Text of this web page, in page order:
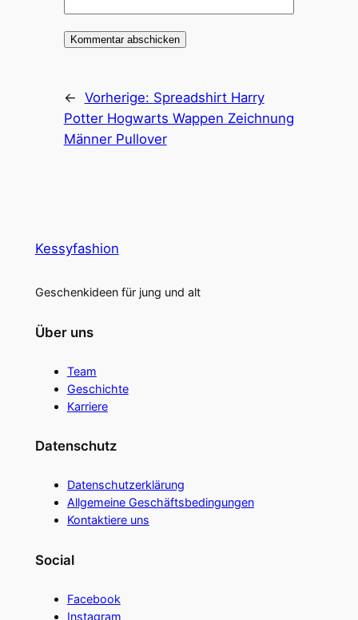
← Vorherige: Spreadshirt Harry
Potter Hogwarts Wappen Zeichnung
Männer Pullover
Kessyfashion
Geschenkideen für jung und alt
Über uns
Team
Geschichte
Karriere
Datenschutz
Datenschutzerklärung
Allgemeine Geschäftsbedingungen
Kontaktiere uns
Social
Facebook
Instagram